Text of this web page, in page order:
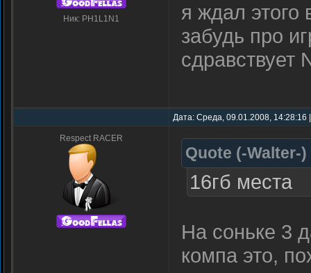
Ник: PH1L1N1
я ждал этого
забудь про
сдравствует
Дата: Среда, 09.01.2008,
Respect RACER
Quote (-Walter-)
16гб места
На соньке 3
компа это,